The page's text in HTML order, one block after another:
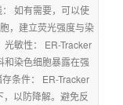
如有需要，可以使
，建立荧光强度与染
敏性： ER-Tracker
和染色细胞暴露在强
条件： ER-Tracker
以防降解。避免反